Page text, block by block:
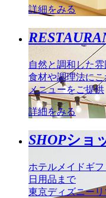
詳細をみる
自然と調和した
食材や調理法に
メニューをご提供
詳細をみる
SHOPショ
ホテルメイドギ
日用品まで
東京ディズニー